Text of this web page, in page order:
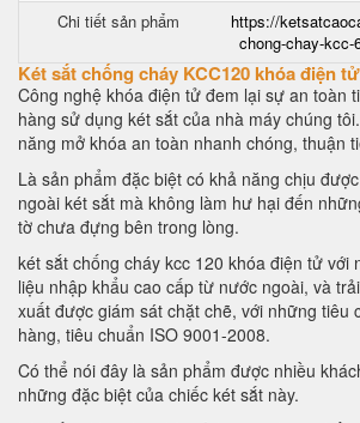
Chi tiết sản phẩm
https://
chong-chay-kcc-
Két sắt chống cháy KCC120 khóa điện tử
Công nghệ khóa điện tử đem lại sự an toàn
hàng sử dụng két sắt của nhà máy chúng
năng mở khóa an toàn nhanh chóng, thuận
Là sản phẩm đặc biệt có khả năng chịu
ngoài két sắt mà không làm hư hại đến
tờ chưa đựng bên trong lòng.
két sắt chống cháy kcc 120 khóa điện tử với
liệu nhập khẩu cao cấp từ nước ngoài, và
xuất được giám sát chặt chẽ, với những tiêu
hàng, tiêu chuẩn ISO 9001-2008.
Có thể nói đây là sản phẩm được nhiều
những đặc biệt của chiếc két sắt này.